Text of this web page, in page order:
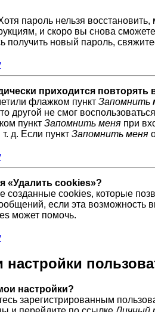
пароль нельзя
и скоро вы снова
получить новый пароль,
приходится повторять
флажком пункт Запомнить
другой не смог
пункт Запомнить меня при
д. Если пункт Запомнить меня
«Удалить cookies»?
созданные cookies, которые
если эта
может помочь.
настройки?
зарегистрированным